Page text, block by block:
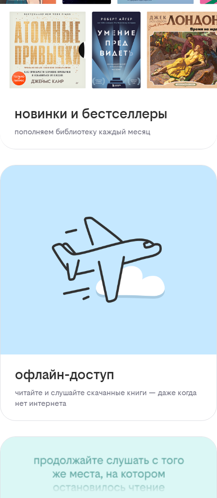
новинки и бестселлеры
пополняем библиотеку каждый месяц
офлайн-доступ
читайте и слушайте скачанные книги — даже когда
нет интернета